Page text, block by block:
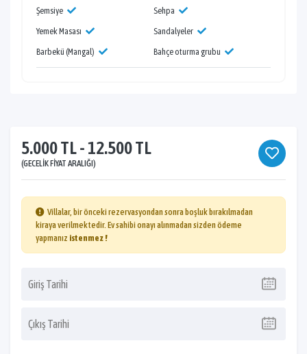
Şemsiye
Sehpa
Yemek Masası
Sandalyeler
Barbekü (Mangal)
Bahçe oturma grubu
5.000 TL - 12.500 TL
(GECELIK FIYAT ARALIĞI)
Villalar, bir önceki rezervasyondan sonra boşluk bırakılmadan
kiraya verilmektedir. Ev sahibi onayı alınmadan sizden ödeme
yapmanız istenmez !